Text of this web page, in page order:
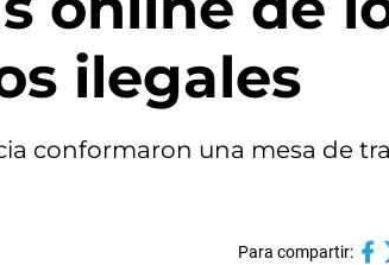
ilegales
conformaron una mesa de
Para compartir: